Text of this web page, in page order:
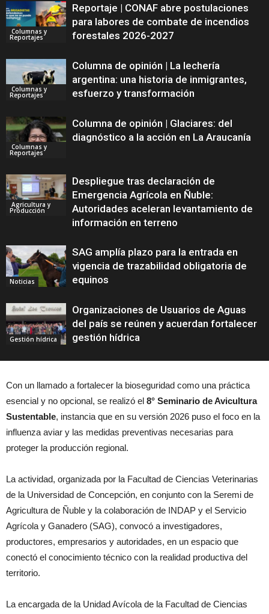
Columnas y
Reportajes
Reportaje | CONAF abre postulaciones
para labores de combate de incendios
forestales 2026-2027
Columnas y
Reportajes
Columna de opinión | La lechería
argentina: una historia de inmigrantes,
esfuerzo y transformación
Columnas y
Reportajes
Columna de opinión | Glaciares: del
diagnóstico a la acción en La Araucanía
Agricultura y
Producción
Despliegue tras declaración de
Emergencia Agrícola en Ñuble:
Autoridades aceleran levantamiento de
información en terreno
Noticias
SAG amplía plazo para la entrada en
vigencia de trazabilidad obligatoria de
equinos
Gestión hídrica
Organizaciones de Usuarios de Aguas
del país se reúnen y acuerdan fortalecer
gestión hídrica
Con un llamado a fortalecer la bioseguridad como una práctica
esencial y no opcional, se realizó el 8° Seminario de Avicultura
Sustentable, instancia que en su versión 2026 puso el foco en la
influenza aviar y las medidas preventivas necesarias para
proteger la producción regional.
La actividad, organizada por la Facultad de Ciencias Veterinarias
de la Universidad de Concepción, en conjunto con la Seremi de
Agricultura de Ñuble y la colaboración de INDAP y el Servicio
Agrícola y Ganadero (SAG), convocó a investigadores,
productores, empresarios y autoridades, en un espacio que
conectó el conocimiento técnico con la realidad productiva del
territorio.
La encargada de la Unidad Avícola de la Facultad de Ciencias